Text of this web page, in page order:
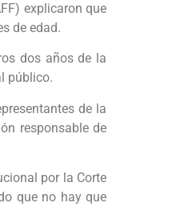
explicaron que
de edad.
dos años de la
público.
de la
responsable de
por la Corte
que no hay que